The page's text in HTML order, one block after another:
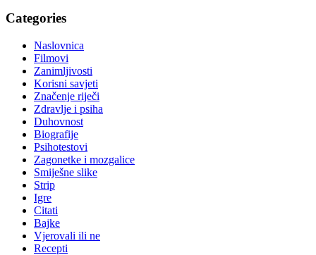
Categories
Naslovnica
Filmovi
Zanimljivosti
Korisni savjeti
Značenje riječi
Zdravlje i psiha
Duhovnost
Biografije
Psihotestovi
Zagonetke i mozgalice
Smiješne slike
Strip
Igre
Citati
Bajke
Vjerovali ili ne
Recepti